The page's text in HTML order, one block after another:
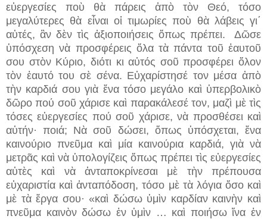
εὐεργεσίες ποὺ θὰ πάρεις ἀπὸ τὸν Θεό, τόσο
μεγαλύτερες θὰ εἶναι οἱ τιμωρίες ποὺ θὰ λάβεις γι΄
αὐτές, ἂν δὲν τὶς ἀξιοποιήσεις ὅπως πρέπει. Δῶσε
ὑπόσχεση νὰ προσφέρεις ὅλα τὰ πάντα τοῦ ἑαυτοῦ
σου στὸν Κύριο, διότι κι αὐτός σοῦ προσφέρει ὅλον
τὸν ἑαυτό του σὲ σένα. Εὐχαρίστησέ τον μέσα ἀπὸ
τὴν καρδιά σου γιὰ ἕνα τόσο μεγάλο καὶ ὑπερβολικὸ
δῶρο πού σοῦ χάρισε καὶ παρακάλεσέ τον, μαζὶ μὲ τὶς
τόσες εὐεργεσίες πού σοῦ χάρισε, νὰ προσθέσει καὶ
αὐτήν· ποιά; Νὰ σοῦ δώσει, ὅπως ὑπόσχεται, ἕνα
καινούριο πνεῦμα καὶ μία καινούρια καρδιά, γιὰ νὰ
μετρᾶς καὶ νὰ ὑπολογίζεις ὅπως πρέπει τὶς εὐεργεσίες
αὐτὲς καὶ νὰ ἀνταποκρίνεσαι μὲ τὴν πρέπουσα
εὐχαριστία καὶ ἀνταπόδοση, τόσο μὲ τὰ λόγια ὅσο καὶ
μὲ τὰ ἔργα σου· «καὶ δώσω ὑμὶν καρδίαν καινὴν καὶ
πνεῦμα καινὸν δώσω ἐν ὑμὶν … καὶ ποιήσω ἴνα ἐν